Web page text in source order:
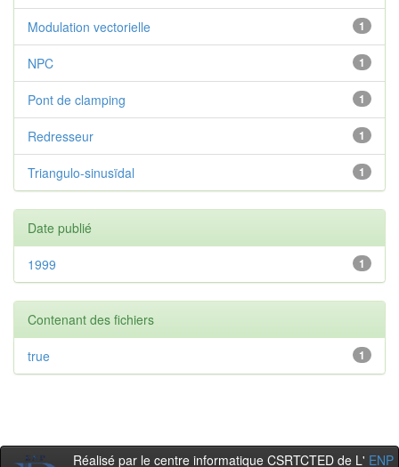
1
Modulation vectorielle
1
NPC
1
Pont de clamping
1
Redresseur
1
Triangulo-sinusïdal
Date publié
1
1999
Contenant des fichiers
1
true
Réalisé par le centre informatique CSRTCTED de L' ENP